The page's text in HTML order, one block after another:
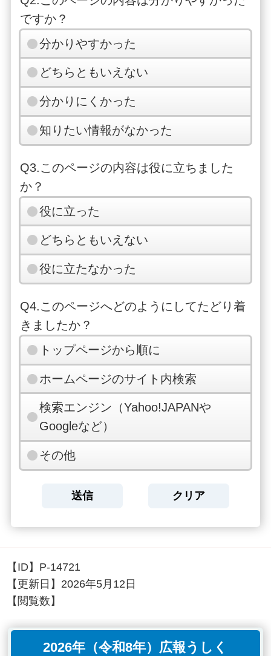
ですか？
分かりやすかった
どちらともいえない
分かりにくかった
知りたい情報がなかった
Q3.このページの内容は役に立ちました
か？
役に立った
どちらともいえない
役に立たなかった
Q4.このページへどのようにしてたどり着
きましたか？
トップページから順に
ホームページのサイト内検索
検索エンジン（Yahoo!JAPANや
Googleなど）
その他
【ID】 P-14721
【更新日】 2026年5月12日
【閲覧数】
2026年（令和8年）広報うしく